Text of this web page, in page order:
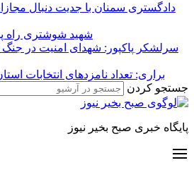
دادگستری سمنان با جدیت دنبال
شهید شوشتری راه
سرلشکر پاکپور: شهدای امنیت در
براری: تعداد نامزدهای انتخابات استان سمنان
جستجو کردن
پایگاه خبری صبح بخیر نیوز